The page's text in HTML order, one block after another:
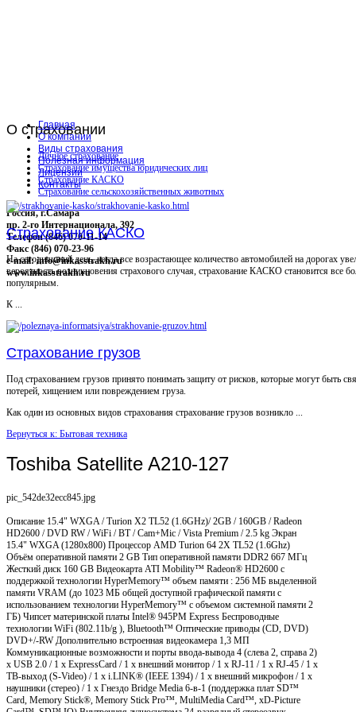
О страховании
Личное страхование
Страхование имущества юридических лиц
Страхование КАСКО
Страхование сельскохозяйственных животных
Россия, г.Самара
пр. 2-го Интернационала, 392
Телефон (846) 070-11-14
Факс (846) 070-23-96
e-mail: info@inkasstrakh.ru
www.inkasstrakh.ru
Главная
О компании
Виды страхования
Полезная информация
Лицензии
Контакты
Страхование КАСКО
На сегодняшний день, когда все возрастающее количество автомобилей на дорогах
вероятность возникновения страхового случая, страхование КАСКО становится все
популярным.
К ...
Страхование грузов
Под страхованием грузов принято понимать защиту от рисков, которые могут быть
потерей, хищением или повреждением груза.
Как один из основных видов страхования страхование грузов возникло ...
Вернуться к: Бытовая техника
Toshiba Satellite A210-127
pic_542de32ecc845.jpg
Описание 15.4" WXGA / Turion X2 TL52 (1.6GHz)/ 2GB / 160GB / Radeon
HD2600 / DVD RW / WiFi / BT / Cam+Mic / Vista Premium / 2.5 kg Экран
15.4" WXGA (1280x800) Процессор AMD Turion 64 2X TL52 (1.6Ghz)
Объём оперативной памяти 2 GB Тип оперативной памяти DDR2 667 МГц
Жесткий диск 160 GB Видеокарта ATI Mobility™ Radeon® HD2600 с
поддержкой технологии HyperMemory™ объем памяти : 256 МБ выделенной
памяти VRAM (до 1023 МБ общей доступной графической памяти с
использованием технологии HyperMemory™ с объемом системной памяти 2
ГБ) Чипсет материнской платы Intel® 945PM Express Беспроводные
технологии WiFi (802.11b/g ), Bluetooth™ Оптические приводы (CD, DVD)
DVD+/-RW Дополнительно встроенная видеокамера 1,3 МП
Коммуникационные возможности и порты ввода-вывода 4 (слева 2, справа 2)
x USB 2.0 / 1 x ExpressCard / 1 x внешний монитор / 1 x RJ-11 / 1 x RJ-45 / 1 x
ТВ-выход (S-Video) / 1 x i.LINK® (IEEE 1394) / 1 x внешний микрофон / 1 x
наушники (стерео) / 1 x Гнездо Bridge Media 6-в-1 (поддержка плат SD™
Card, Memory Stick®, Memory Stick Pro™, MultiMedia Card™, xD-Picture